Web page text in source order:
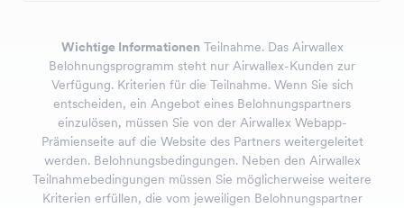
Wichtige Informationen Teilnahme. Das Airwallex
Belohnungsprogramm steht nur Airwallex-Kunden zur
Verfügung. Kriterien für die Teilnahme. Wenn Sie sich
entscheiden, ein Angebot eines Belohnungspartners
einzulösen, müssen Sie von der Airwallex Webapp-
Prämienseite auf die Website des Partners weitergeleitet
werden. Belohnungsbedingungen. Neben den Airwallex
Teilnahmebedingungen müssen Sie möglicherweise weitere
Kriterien erfüllen, die vom jeweiligen Belohnungspartner